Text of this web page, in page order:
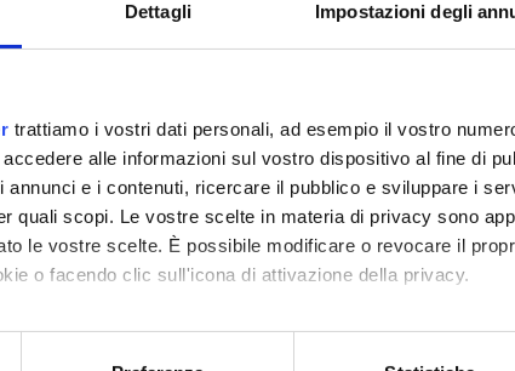
Dettagli Impostazioni degli
trattiamo i vostri dati personali, ad esempio il vostro
alle informazioni sul vostro dispositivo al fine di
annunci e i contenuti, ricercare il pubblico e sviluppare i
quali scopi. Le vostre scelte in materia di privacy sono
le vostre scelte. È possibile modificare o revocare il
o facendo clic sull'icona di attivazione della privacy.
anche:
sulla tua posizione geografica, con
Legislazione scolastica
A Psychology of learning processes
A Sociology of cultural and communicative
A Storia delle idee pedagogiche sulla scuola